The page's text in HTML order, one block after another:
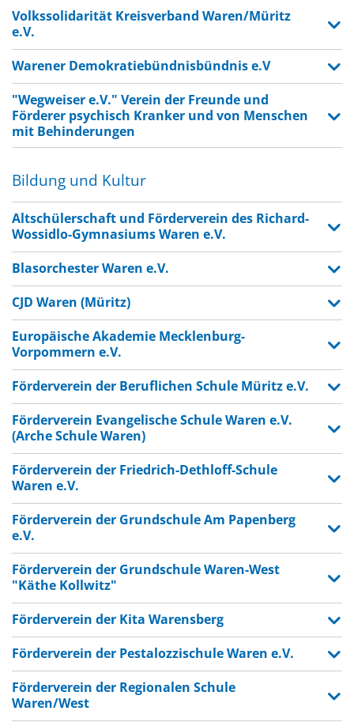
Volkssolidarität Kreisverband Waren/Müritz
e.V.
Warener Demokratiebündnisbündnis e.V
"Wegweiser e.V." Verein der Freunde und
Förderer psychisch Kranker und von Menschen
mit Behinderungen
Bildung und Kultur
Altschülerschaft und Förderverein des Richard-
Wossidlo-Gymnasiums Waren e.V.
Blasorchester Waren e.V.
CJD Waren (Müritz)
Europäische Akademie Mecklenburg-
Vorpommern e.V.
Förderverein der Beruflichen Schule Müritz e.V.
Förderverein Evangelische Schule Waren e.V.
(Arche Schule Waren)
Förderverein der Friedrich-Dethloff-Schule
Waren e.V.
Förderverein der Grundschule Am Papenberg
e.V.
Förderverein der Grundschule Waren-West
"Käthe Kollwitz"
Förderverein der Kita Warensberg
Förderverein der Pestalozzischule Waren e.V.
Förderverein der Regionalen Schule
Waren/West